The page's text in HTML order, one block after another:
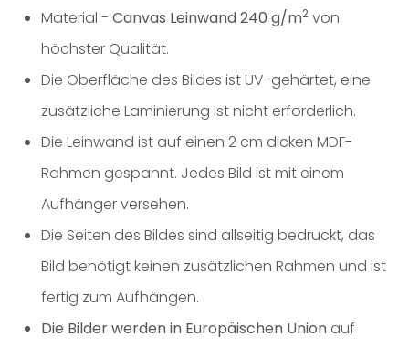
Material - Canvas Leinwand 240 g/m2 von
höchster Qualität.
Die Oberfläche des Bildes ist UV-gehärtet, eine
zusätzliche Laminierung ist nicht erforderlich.
Die Leinwand ist auf einen 2 cm dicken MDF-
Rahmen gespannt. Jedes Bild ist mit einem
Aufhänger versehen.
Die Seiten des Bildes sind allseitig bedruckt, das
Bild benötigt keinen zusätzlichen Rahmen und ist
fertig zum Aufhängen.
Die Bilder werden in Europäischen Union auf